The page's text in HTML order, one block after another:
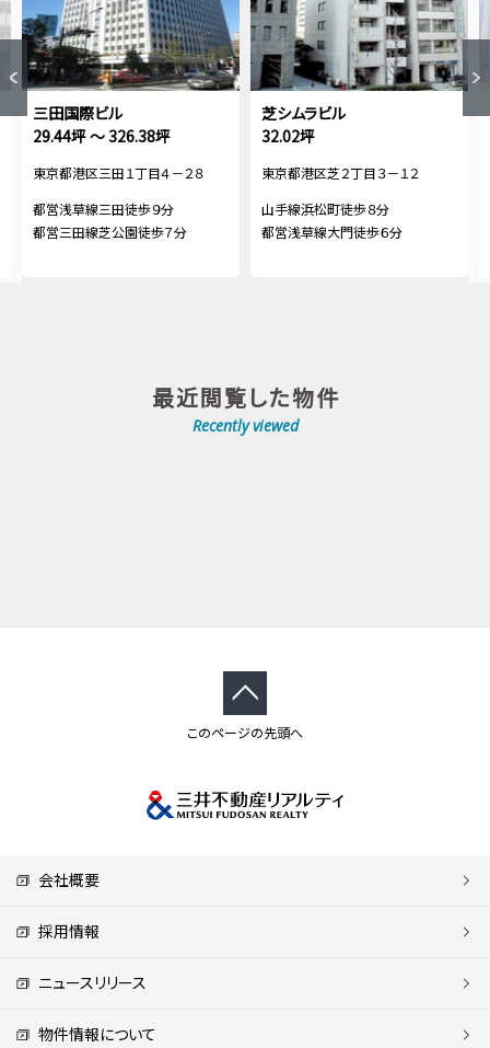
三田国際ビル
29.44坪 ～ 326.38坪
東京都港区三田１丁目４－２８
都営浅草線三田徒歩９分
都営三田線芝公園徒歩７分
芝シムラビル
32.02坪
東京都港区芝２丁目３－１２
山手線浜松町徒歩８分
都営浅草線大門徒歩６分
最近閲覧した物件
Recently viewed
このページの先頭へ
会社概要
採用情報
ニュースリリース
物件情報について